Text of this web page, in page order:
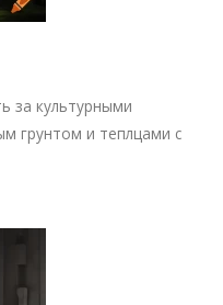
за культурными
грунтом и теплцами с